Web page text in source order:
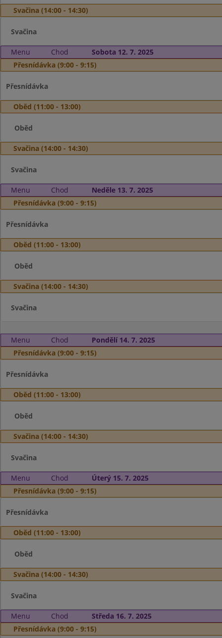
Svačina (14:00 - 14:30)
Svačina
Menu Chod
Sobota 12. 7. 2025
Přesnídávka (9:00 - 9:15)
Přesnídávka
Oběd (11:00 - 13:00)
Oběd
Svačina (14:00 - 14:30)
Svačina
Menu Chod
Neděle 13. 7. 2025
Přesnídávka (9:00 - 9:15)
Přesnídávka
Oběd (11:00 - 13:00)
Oběd
Svačina (14:00 - 14:30)
Svačina
Menu Chod
Pondělí 14. 7. 2025
Přesnídávka (9:00 - 9:15)
Přesnídávka
Oběd (11:00 - 13:00)
Oběd
Svačina (14:00 - 14:30)
Svačina
Menu Chod
Úterý 15. 7. 2025
Přesnídávka (9:00 - 9:15)
Přesnídávka
Oběd (11:00 - 13:00)
Oběd
Svačina (14:00 - 14:30)
Svačina
Menu Chod
Středa 16. 7. 2025
Přesnídávka (9:00 - 9:15)